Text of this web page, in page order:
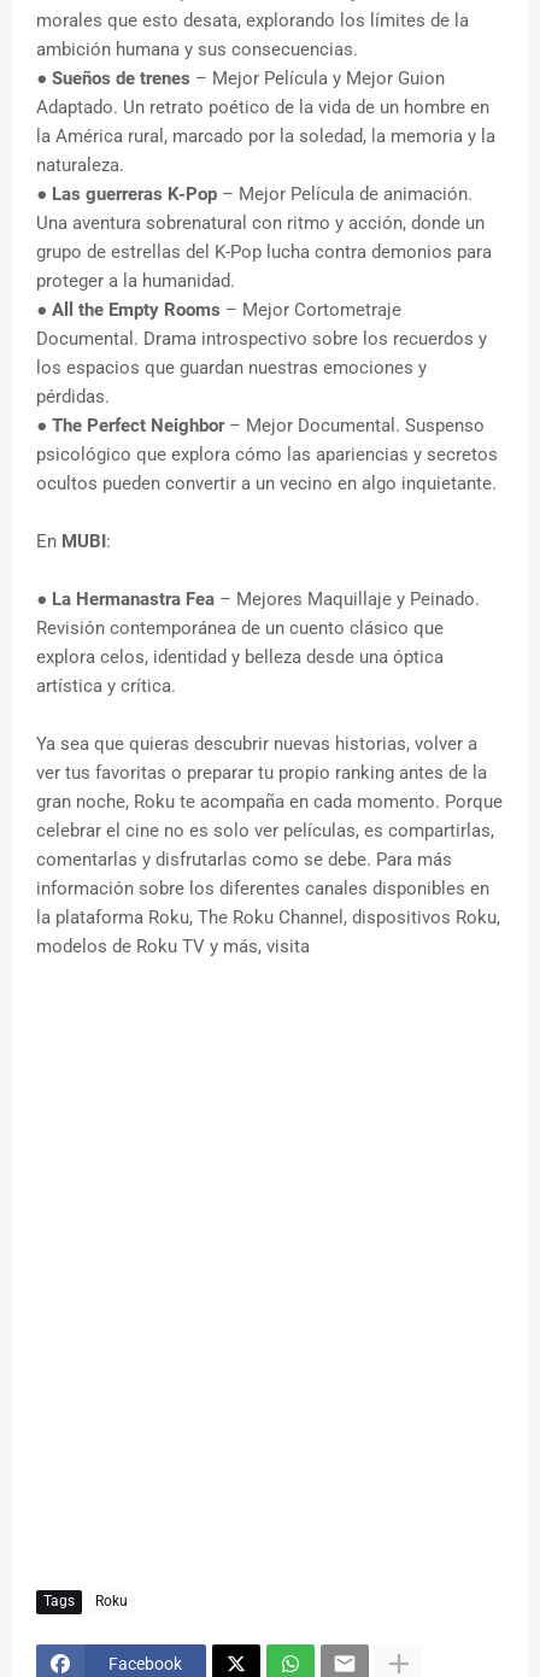
morales que esto desata, explorando los límites de la
ambición humana y sus consecuencias.
● Sueños de trenes – Mejor Película y Mejor Guion
Adaptado. Un retrato poético de la vida de un hombre en
la América rural, marcado por la soledad, la memoria y la
naturaleza.
● Las guerreras K-Pop – Mejor Película de animación.
Una aventura sobrenatural con ritmo y acción, donde un
grupo de estrellas del K-Pop lucha contra demonios para
proteger a la humanidad.
● All the Empty Rooms – Mejor Cortometraje
Documental. Drama introspectivo sobre los recuerdos y
los espacios que guardan nuestras emociones y
pérdidas.
● The Perfect Neighbor– Mejor Documental. Suspenso
psicológico que explora cómo las apariencias y secretos
ocultos pueden convertir a un vecino en algo inquietante.
En MUBI:
● La Hermanastra Fea – Mejores Maquillaje y Peinado.
Revisión contemporánea de un cuento clásico que
explora celos, identidad y belleza desde una óptica
artística y crítica.
Ya sea que quieras descubrir nuevas historias, volver a
ver tus favoritas o preparar tu propio ranking antes de la
gran noche, Roku te acompaña en cada momento. Porque
celebrar el cine no es solo ver películas, es compartirlas,
comentarlas y disfrutarlas como se debe. Para más
información sobre los diferentes canales disponibles en
la plataforma Roku, The Roku Channel, dispositivos Roku,
modelos de Roku TV y más, visita
Tags Roku
Facebook